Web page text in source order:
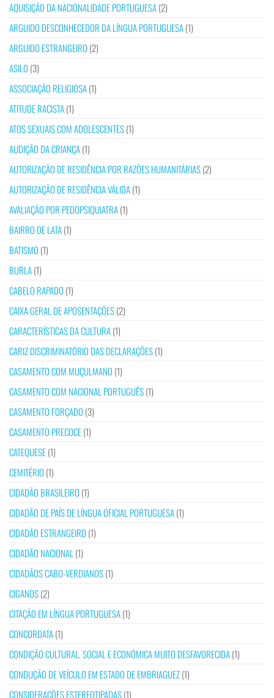
AQUISIÇÃO DA NACIONALIDADE PORTUGUESA(2)
ARGUIDO DESCONHECEDOR DA LÍNGUA PORTUGUESA(1)
ARGUIDO ESTRANGEIRO (2)
ASILO (3)
ASSOCIAÇÃO RELIGIOSA(1)
ATITUDE RACISTA(1)
ATOS SEXUAIS COM ADOLESCENTES(1)
AUDIÇÃO DA CRIANÇA(1)
AUTORIZAÇÃO DE RESIDÊNCIA POR RAZÕES HUMANITÁRIAS(2)
AUTORIZAÇÃO DE RESIDÊNCIA VÁLIDA(1)
AVALIAÇÃO POR PEDOPSIQUIATRA(1)
BAIRRO DE LATA(1)
BATISMO (1)
BURLA(1)
CABELO RAPADO (1)
CAIXA GERAL DE APOSENTAÇÕES(2)
CARACTERÍSTICAS DA CULTURA(1)
CARIZ DISCRIMINATÓRIO DAS DECLARAÇÕES(1)
CASAMENTO COM MUÇULMANO (1)
CASAMENTO COM NACIONAL PORTUGUÊS(1)
CASAMENTO FORÇADO (3)
CASAMENTO PRECOCE(1)
CATEQUESE(1)
CEMITÉRIO (1)
CIDADÃO BRASILEIRO (1)
CIDADÃO DE PAÍS DE LÍNGUA OFICIAL PORTUGUESA(1)
CIDADÃO ESTRANGEIRO (1)
CIDADÃO NACIONAL (1)
CIDADÃOS CABO-VERDIANOS(1)
CIGANOS(2)
CITAÇÃO EM LÍNGUA PORTUGUESA(1)
CONCORDATA(1)
CONDIÇÃO CULTURAL, SOCIAL E ECONÓMICA MUITO DESFAVORECIDA(1)
CONDUÇÃO DE VEÍCULO EM ESTADO DE EMBRIAGUEZ(1)
CONSIDERAÇÕES ESTEREOTIPADAS(1)